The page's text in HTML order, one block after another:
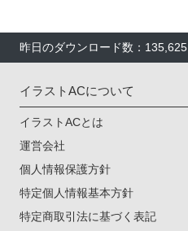
昨日のダウンロード数：135,625
イラストACについて
イラストACとは
運営会社
個人情報保護方針
特定個人情報基本方針
特定商取引法に基づく表記